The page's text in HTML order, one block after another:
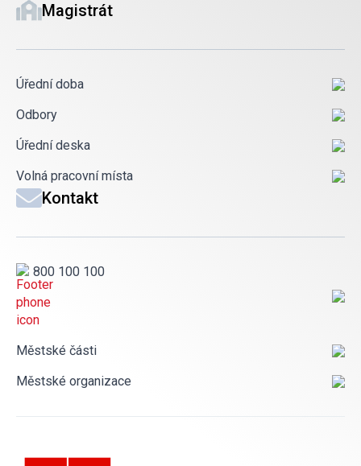
Magistrát
Úřední doba
Odbory
Úřední deska
Volná pracovní místa
Kontakt
800 100 100
Městské části
Městské organizace